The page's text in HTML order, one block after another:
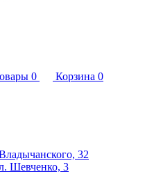
0 Корзина 0
32
Шевченко, 3